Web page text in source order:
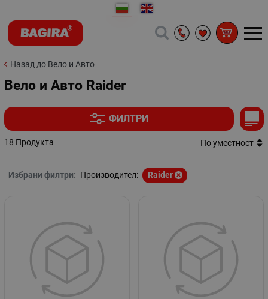
Назад до Вело и Авто
Вело и Авто Raider
ФИЛТРИ
18 Продукта По уместност
Избрани филтри: Производител: Raider